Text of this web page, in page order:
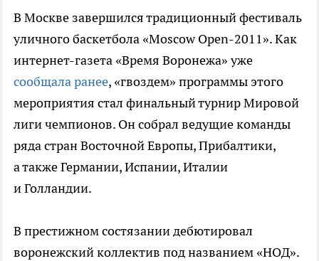
В Москве завершился традиционный фестиваль
уличного баскетбола «MoscowOpen-2011». Как
интернет-газета «Время Воронежа» уже
сообщала ранее, «гвоздем» программы этого
мероприятия стал финальный турнир Мировой
лиги чемпионов. Он собрал ведущие команды
ряда стран Восточной Европы, Прибалтики,
а также Германии, Испании, Италии
и Голландии.
В престижном состязании дебютировал
воронежский коллектив под названием «НОД».